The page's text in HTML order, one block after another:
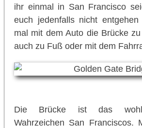
ihr einmal in San Francisco
euch jedenfalls nicht entgehen
mal mit dem Auto die Brücke
auch zu Fuß oder mit dem
Die Brücke ist das wohl
Wahrzeichen San Franciscos.